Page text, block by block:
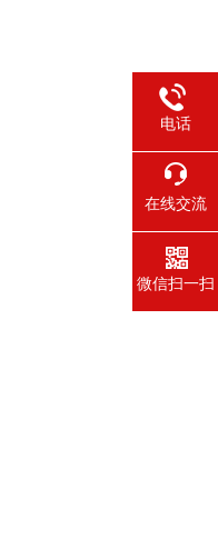
电话
在线交流
微信扫一扫